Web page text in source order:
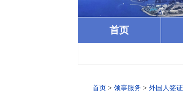
首页
首页 > 领事服务 > 外国人签证